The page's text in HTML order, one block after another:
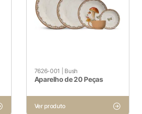
7626-001 Bush
Aparelho de 20 Peças
Ver produto
adequado do site. Esta categoria